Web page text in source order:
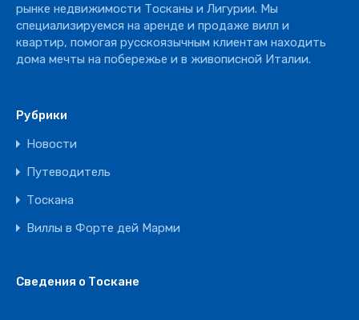
рынке недвижимости Тосканы и Лигурии. Мы
специализируемся на аренде и продаже вилл и
квартир, помогая русскоязычным клиентам находить
дома мечты на побережье и в живописной Италии.
Рубрики
Новости
Путеводитель
Тоскана
Виллы в Форте дей Марми
Сведения о Тоскане